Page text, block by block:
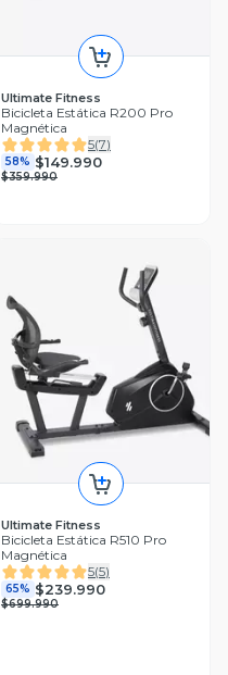
Ultimate Fitness
Bicicleta Estática R200 Pro
Magnética
5(7)
58% $149.990
$359.990
Ultimate Fitness
Bicicleta Estática R510 Pro
Magnética
5(5)
65% $239.990
$699.990